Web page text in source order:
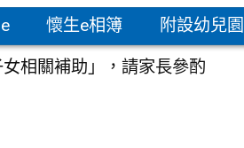
懷生e相簿 附設幼兒園
相關補助」，請家長參酌